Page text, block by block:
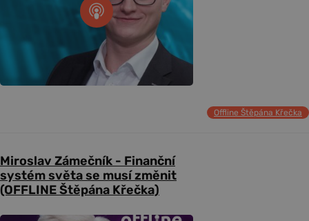
Offline Štěpána Křečka
Miroslav Zámečník - Finanční
systém světa se musí změnit
(OFFLINE Štěpána Křečka)